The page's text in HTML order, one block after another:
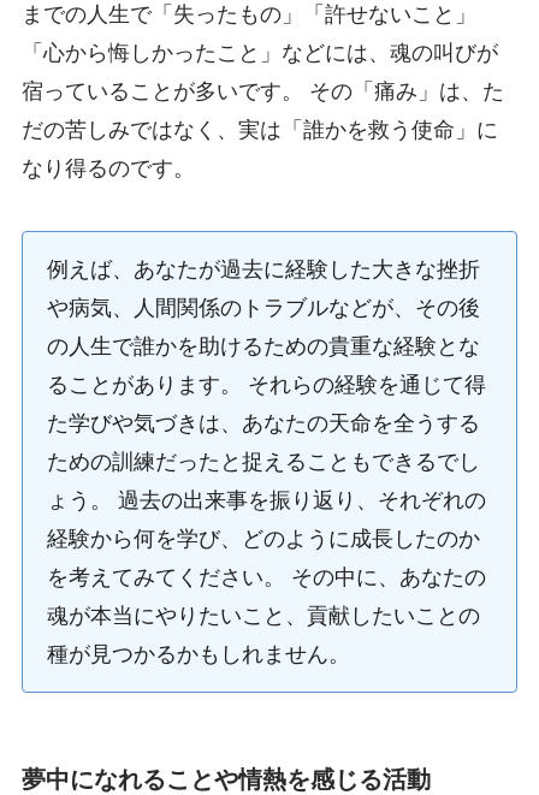
までの人生で「失ったもの」「許せないこと」
「心から悔しかったこと」などには、魂の叫びが
宿っていることが多いです。 その「痛み」は、た
だの苦しみではなく、実は「誰かを救う使命」に
なり得るのです。
例えば、あなたが過去に経験した大きな挫折
や病気、人間関係のトラブルなどが、その後
の人生で誰かを助けるための貴重な経験とな
ることがあります。 それらの経験を通じて得
た学びや気づきは、あなたの天命を全うする
ための訓練だったと捉えることもできるでし
ょう。 過去の出来事を振り返り、それぞれの
経験から何を学び、どのように成長したのか
を考えてみてください。 その中に、あなたの
魂が本当にやりたいこと、貢献したいことの
種が見つかるかもしれません。
夢中になれることや情熱を感じる活動